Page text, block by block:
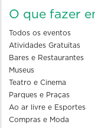
O que fazer
Todos os eventos
Atividades Gratuitas
Bares e Restaurantes
Museus
Teatro e Cinema
Parques e Praças
Ao ar livre e Esportes
Compras e Moda